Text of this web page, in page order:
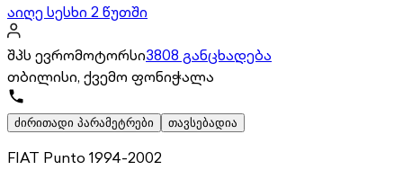
აიღე სესხი 2 წუთში
შპს ევრომოტორსი3808 განცხადება
თბილისი, ქვემო ფონიჭალა
ძირითადი პარამეტრები თავსებადია
FIAT Punto 1994-2002